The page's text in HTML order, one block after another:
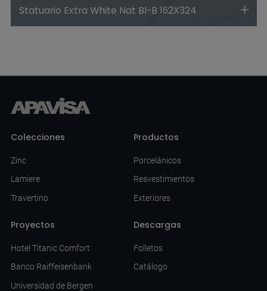
Statuario Extra White Nat Bl-B 162X324
Colecciones
Zinc
Lamiere
Travertino
Productos
Porcelánicos
Resvestimientos
Exteriores
Proyectos
Hotel Titanic Comfort
Banco Raiffeisenbank
Universidad de Bergen
Descargas
Folletos
Catálogo